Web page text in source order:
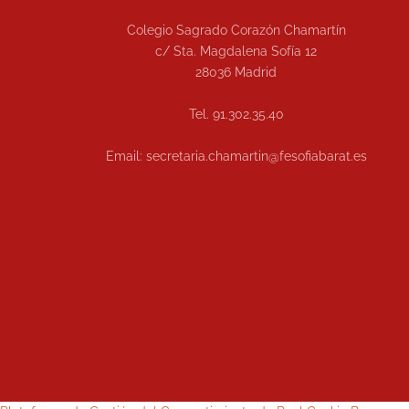
Colegio Sagrado Corazón Chamartín
c/ Sta. Magdalena Sofía 12
28036 Madrid
Tel. 91.302.35.40
Email: secretaria.chamartin@fesofiabarat.es